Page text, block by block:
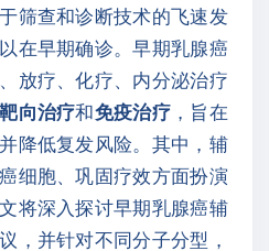
筛查和诊断技术的飞速发
在早期确诊。早期乳腺癌
放疗、化疗、内分泌治疗
靶向治疗和免疫治疗 ，旨在
降低复发风险。其中，辅
细胞、巩固疗效方面扮演
将深入探讨早期乳腺癌辅
，并针对不同分子分型，